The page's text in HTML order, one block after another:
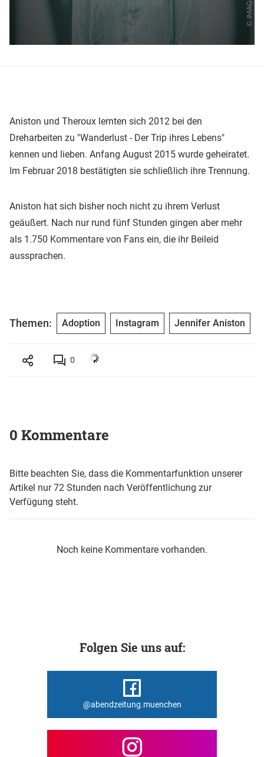
Aniston und Theroux lernten sich 2012 bei den
Dreharbeiten zu "Wanderlust - Der Trip ihres Lebens"
kennen und lieben. Anfang August 2015 wurde geheiratet.
Im Februar 2018 bestätigten sie schließlich ihre Trennung.
Aniston hat sich bisher noch nicht zu ihrem Verlust
geäußert. Nach nur rund fünf Stunden gingen aber mehr
als 1.750 Kommentare von Fans ein, die ihr Beileid
aussprachen.
Themen: Adoption Instagram Jennifer Aniston
0
0 Kommentare
Bitte beachten Sie, dass die Kommentarfunktion unserer
Artikel nur 72 Stunden nach Veröffentlichung zur
Verfügung steht.
Noch keine Kommentare vorhanden.
Folgen Sie uns auf:
@abendzeitung.muenchen